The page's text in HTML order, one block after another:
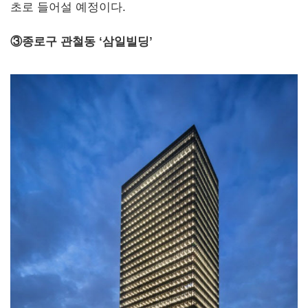
초로 들어설 예정이다.
③종로구 관철동 ‘삼일빌딩’